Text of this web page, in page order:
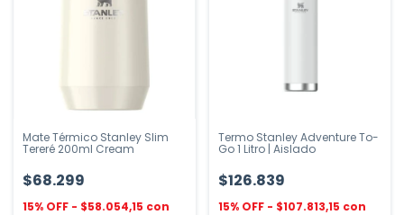
Mate Térmico Stanley Slim
Tereré 200ml Cream
$68.299
$58.054,15
Termo Stanley Adventure To-
Go 1 Litro | Aislado
$126.839
$107.813,15